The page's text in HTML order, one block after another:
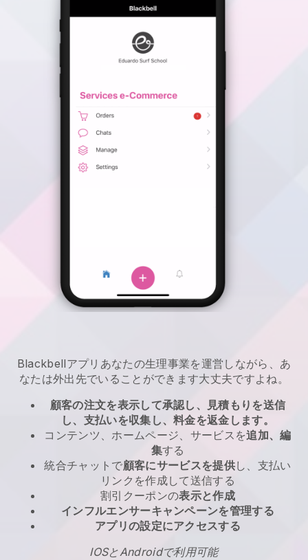
Blackbellアプリ あなたの生理事業を運営しながら、あ
なたは外出先でいることができます大丈夫ですよね。
顧客の注文を表示して承認し、見積もりを送信
し、支払いを収集し、料金を返金します。
コンテンツ、ホームページ、サービスを追加、編
集する
統合チャットで顧客にサービスを提供し、支払い
リンクを作成して送信する
割引クーポンの表示と作成
インフルエンサーキャンペーンを管理する
アプリの設定にアクセスする
IOSとAndroidで利用可能